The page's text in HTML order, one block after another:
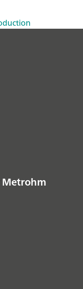
Metrohm